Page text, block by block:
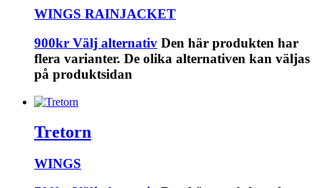
WINGS RAINJACKET
900kr Välj alternativ Den här produkten har
flera varianter. De olika alternativen kan väljas
på produktsidan
Tretorn
WINGS